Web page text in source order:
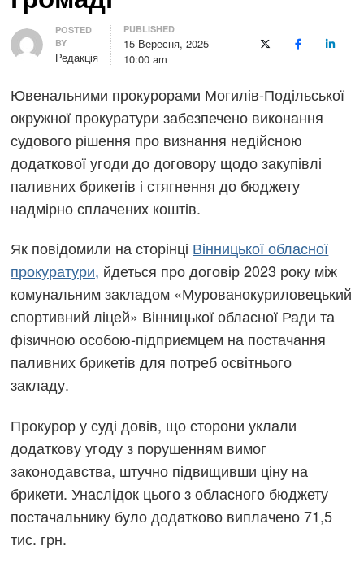
Author
POSTED
BY
Редакція
PUBLISHED
15 Вересня, 2025
10:00 am
X (Twitter)Facebook
Ювенальними прокурорами Могилів-Подільської
окружної прокуратури забезпечено виконання
судового рішення про визнання недійсною
додаткової угоди до договору щодо закупівлі
паливних брикетів і стягнення до бюджету
надмірно сплачених коштів.
Як повідомили на сторінці Вінницької обласної
прокуратури, йдеться про договір 2023 року між
комунальним закладом «Мурованокуриловецький
спортивний ліцей» Вінницької обласної Ради та
фізичною особою-підприємцем на постачання
паливних брикетів для потреб освітнього
закладу.
Прокурор у суді довів, що сторони уклали
додаткову угоду з порушенням вимог
законодавства, штучно підвищивши ціну на
брикети. Унаслідок цього з обласного бюджету
постачальнику було додатково виплачено 71,5
тис. грн.